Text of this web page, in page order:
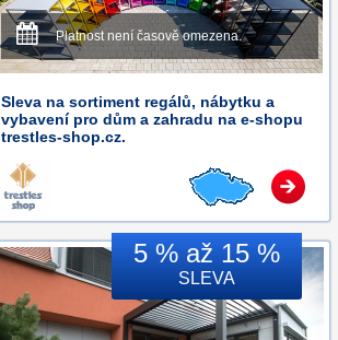
Platnost není časově omezena.
Sleva na sortiment regálů, nábytku a
vybavení pro dům a zahradu na e-shopu
trestles-shop.cz.
5 % až 15 %
SLEVA